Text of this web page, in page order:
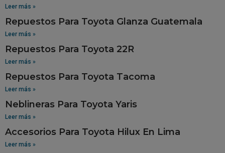
Leer más »
Repuestos Para Toyota Glanza Guatemala
Leer más »
Repuestos Para Toyota 22R
Leer más »
Repuestos Para Toyota Tacoma
Leer más »
Neblineras Para Toyota Yaris
Leer más »
Accesorios Para Toyota Hilux En Lima
Leer más »